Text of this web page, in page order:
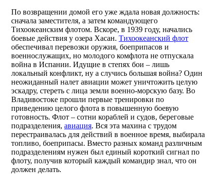
По возвращении домой его уже ждала новая должность:
сначала заместителя, а затем командующего
Тихоокеанским флотом. Вскоре, в 1939 году, начались
боевые действия у озера Хасан. Тихоокеанский флот
обеспечивал перевозки оружия, боеприпасов и
военнослужащих, но молодого комфлота не отпускала
война в Испании. Идущие в степях бои – лишь
локальный конфликт, ну а случись большая война? Один
неожиданный налет авиации может уничтожить целую
эскадру, стереть с лица земли военно-морскую базу. Во
Владивостоке прошли первые тренировки по
приведению целого флота в повышенную боевую
готовность. Флот – сотни кораблей и судов, береговые
подразделения, авиация. Вся эта махина с трудом
перестраивалась для действий в военное время, выбирала
топливо, боеприпасы. Вместо разных команд различным
подразделениям нужен был единый короткий сигнал по
флоту, получив который каждый командир знал, что он
должен делать.